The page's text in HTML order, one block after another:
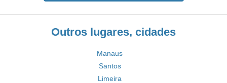
Outros lugares, cidades
Manaus
Santos
Limeira